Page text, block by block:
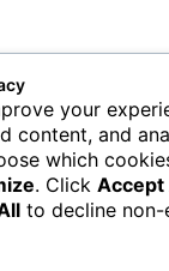
भरणे, आदिती तटकरे,
your
content, and
which
. Click Accept
to decline non-